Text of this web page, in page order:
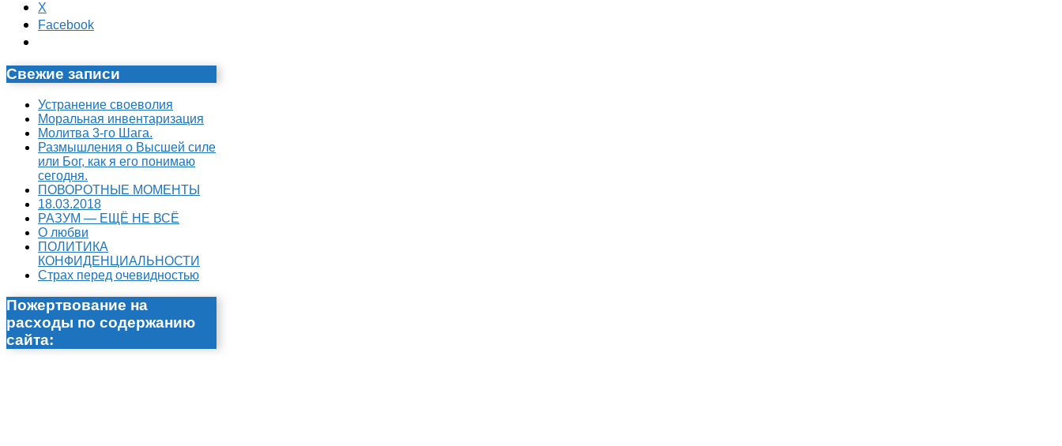
X
Facebook
Свежие записи
Устранение своеволия
Моральная инвентаризация
Молитва 3-го Шага.
Размышления о Высшей силе
или Бог, как я его понимаю
сегодня.
ПОВОРОТНЫЕ МОМЕНТЫ
18.03.2018
РАЗУМ — ЕЩЁ НЕ ВСЁ
О любви
ПОЛИТИКА
КОНФИДЕНЦИАЛЬНОСТИ
Страх перед очевидностью
Пожертвование на
расходы по содержанию
сайта: